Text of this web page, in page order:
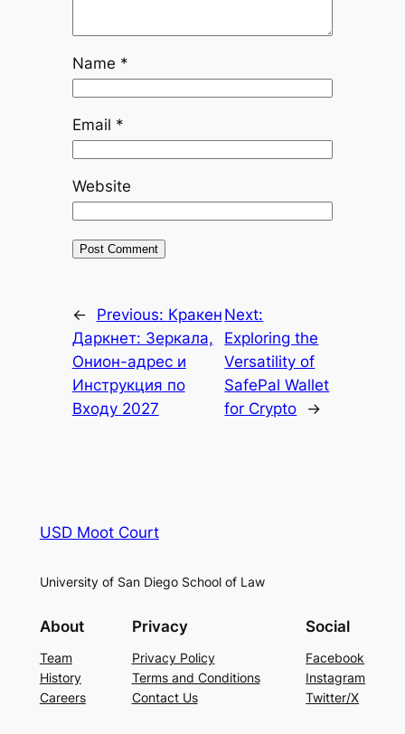
Name *
Email *
Website
← Previous: Кракен
Даркнет: Зеркала,
Онион-адрес и
Инструкция по
Входу 2027
Next:
Exploring the
Versatility of
SafePal Wallet
for Crypto
→
USD Moot Court
University of San Diego School of Law
About
Team
History
Careers
Privacy
Privacy Policy
Terms and Conditions
Contact Us
Social
Facebook
Instagram
Twitter/X